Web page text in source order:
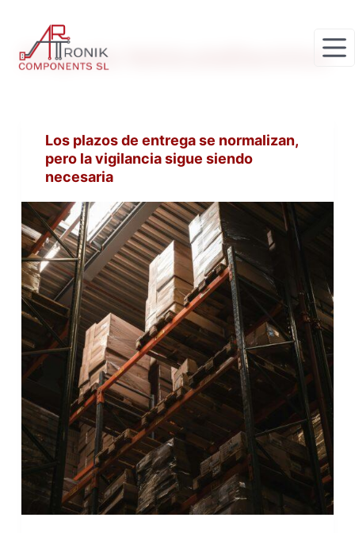
o
n
e
n
o
Etiqueta VehiculoElectrico
Los plazos de entrega se normalizan,
pero la vigilancia sigue siendo
necesaria